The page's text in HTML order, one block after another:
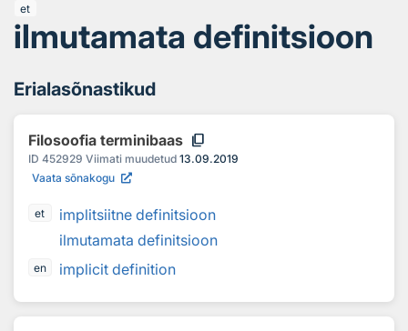
et
ilmutamata definitsioon
Erialasõnastikud
Filosoofia terminibaas content_copy
ID 452929 Viimati muudetud 13.09.2019
Vaata sõnakogu
et
implitsiitne definitsioon
ilmutamata definitsioon
en implicit definition